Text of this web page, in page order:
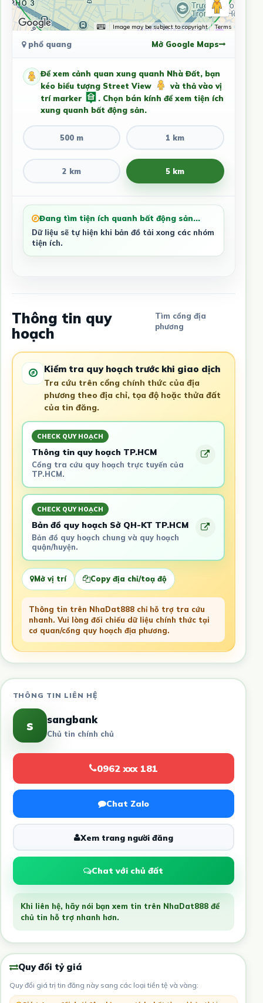
Image may be subject to copyright Terms
phổ quang Mở Google Maps
Để xem cảnh quan xung quanh Nhà Đất, bạn
kéo biểu tượng Street View
và thả vào vị
trí marker
. Chọn bán kính để xem tiện ích
xung quanh bất động sản.
500 m 1 km
2 km 5 km
Đang tìm tiện ích quanh bất động sản...
Dữ liệu sẽ tự hiện khi bản đồ tải xong các nhóm
tiện ích.
Thông tin quy
hoạch
Tìm cổng địa
phương
Kiểm tra quy hoạch trước khi giao dịch
Tra cứu trên cổng chính thức của địa
phương theo địa chỉ, tọa độ hoặc thửa đất
của tin đăng.
CHECK QUY HOẠCH
Thông tin quy hoạch TP.HCM
Cổng tra cứu quy hoạch trực tuyến của
TP.HCM.
CHECK QUY HOẠCH
Bản đồ quy hoạch Sở QH-KT TP.HCM
Bản đồ quy hoạch chung và quy hoạch
quận/huyện.
Mở vị trí Copy địa chỉ/toạ độ
Thông tin trên NhaDat888 chỉ hỗ trợ tra cứu
nhanh. Vui lòng đối chiếu dữ liệu chính thức tại
cơ quan/cổng quy hoạch địa phương.
THÔNG TIN LIÊN HỆ
s sangbank
Chủ tin chính chủ
0962 xxx 181
Chat Zalo
Xem trang người đăng
Chat với chủ đất
Khi liên hệ, hãy nói bạn xem tin trên NhaDat888 để
chủ tin hỗ trợ nhanh hơn.
Quy đổi tỷ giá
Quy đổi giá trị tin đăng này sang các loại tiền tệ và vàng: